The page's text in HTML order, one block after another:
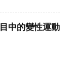
中的變性運動